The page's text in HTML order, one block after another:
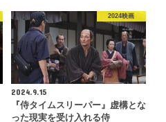
2024映画
2024.9.15
『侍タイムスリーパー』虚構とな
った現実を受け入れる侍